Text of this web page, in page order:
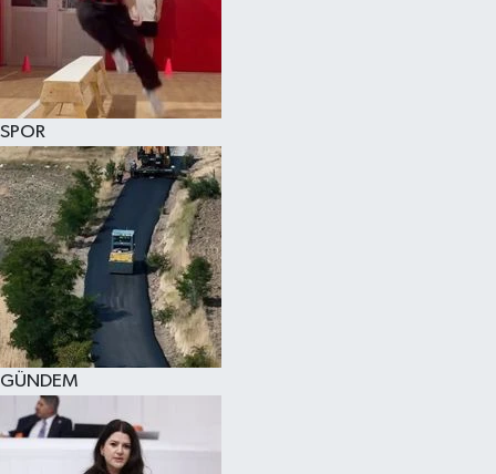
SPOR
GÜNDEM
KÜLTÜR SANAT
MAGAZİN
SAĞLIK
SİYASET
SPOR
TEKNOLOJİ
VİZYONDAKİLER
YAŞAM